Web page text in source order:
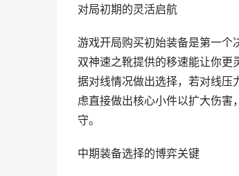
对局初期的灵活启航
游戏开局购买初始装备是第一个
双神速之靴提供的移速能让你更
据对线情况做出选择，若对线压
虑直接做出核心小件以扩大伤
守。
中期装备选择的博弈关键